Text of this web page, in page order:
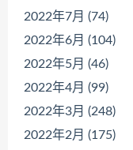
2022年7月 (74)
2022年6月 (104)
2022年5月 (46)
2022年4月 (99)
2022年3月 (248)
2022年2月 (175)